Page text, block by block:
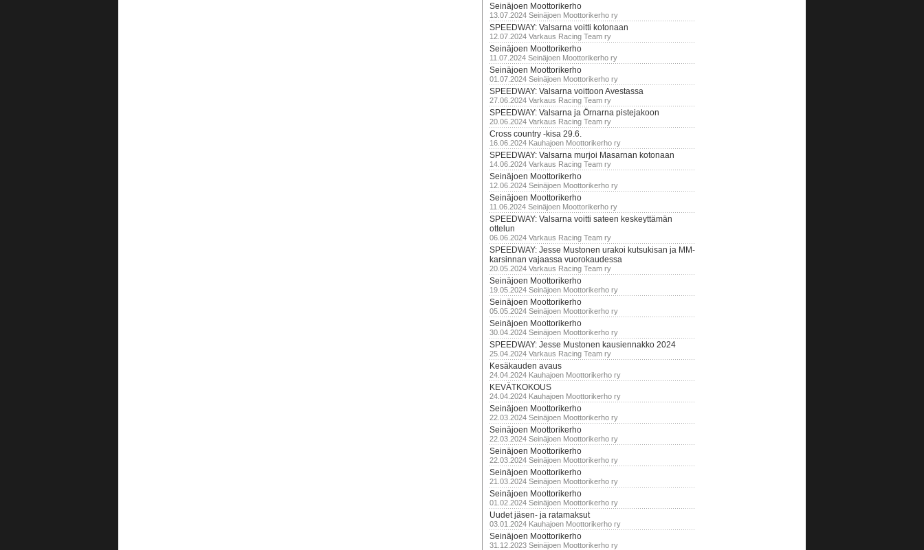
Seinäjoen Moottorikerho
13.07.2024 Seinäjoen Moottorikerho ry
SPEEDWAY: Valsarna voitti kotonaan
12.07.2024 Varkaus Racing Team ry
Seinäjoen Moottorikerho
11.07.2024 Seinäjoen Moottorikerho ry
Seinäjoen Moottorikerho
01.07.2024 Seinäjoen Moottorikerho ry
SPEEDWAY: Valsarna voittoon Avestassa
27.06.2024 Varkaus Racing Team ry
SPEEDWAY: Valsarna ja Örnarna pistejakoon
20.06.2024 Varkaus Racing Team ry
Cross country -kisa 29.6.
16.06.2024 Kauhajoen Moottorikerho ry
SPEEDWAY: Valsarna murjoi Masarnan kotonaan
14.06.2024 Varkaus Racing Team ry
Seinäjoen Moottorikerho
12.06.2024 Seinäjoen Moottorikerho ry
Seinäjoen Moottorikerho
11.06.2024 Seinäjoen Moottorikerho ry
SPEEDWAY: Valsarna voitti sateen keskeyttämän
ottelun
06.06.2024 Varkaus Racing Team ry
SPEEDWAY: Jesse Mustonen urakoi kutsukisan ja MM-
karsinnan vajaassa vuorokaudessa
20.05.2024 Varkaus Racing Team ry
Seinäjoen Moottorikerho
19.05.2024 Seinäjoen Moottorikerho ry
Seinäjoen Moottorikerho
05.05.2024 Seinäjoen Moottorikerho ry
Seinäjoen Moottorikerho
30.04.2024 Seinäjoen Moottorikerho ry
SPEEDWAY: Jesse Mustonen kausiennakko 2024
25.04.2024 Varkaus Racing Team ry
Kesäkauden avaus
24.04.2024 Kauhajoen Moottorikerho ry
KEVÄTKOKOUS
24.04.2024 Kauhajoen Moottorikerho ry
Seinäjoen Moottorikerho
22.03.2024 Seinäjoen Moottorikerho ry
Seinäjoen Moottorikerho
22.03.2024 Seinäjoen Moottorikerho ry
Seinäjoen Moottorikerho
22.03.2024 Seinäjoen Moottorikerho ry
Seinäjoen Moottorikerho
21.03.2024 Seinäjoen Moottorikerho ry
Seinäjoen Moottorikerho
01.02.2024 Seinäjoen Moottorikerho ry
Uudet jäsen- ja ratamaksut
03.01.2024 Kauhajoen Moottorikerho ry
Seinäjoen Moottorikerho
31.12.2023 Seinäjoen Moottorikerho ry